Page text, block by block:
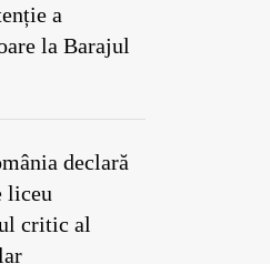
a
la Barajul
declară
liceu
critic al